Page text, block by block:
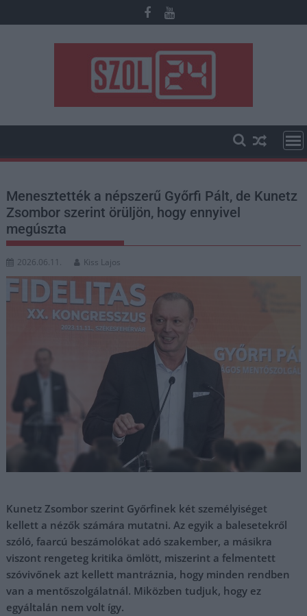
to
Menesztették a népszerű Győrfi Pált, de Kunetz
Zsombor szerint örüljön, hogy ennyivel
megúszta
2026.06.11. Kiss Lajos
Kunetz Zsombor szerint Győrfinek két személyiséget
kellett a nézők számára mutatni. Az egyik a balesetekről
szóló, faarcú beszámolókat adó szakember, a másikra
viszont rengeteg kritika ömlött, miszerint a felmentett
szóvivőnek azt kellett mantráznia, hogy minden rendben
van a mentőszolgálatnál. Miközben tudjuk, hogy ez
egyáltalán nem volt így.